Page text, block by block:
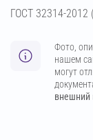
ГОСТ 32314-2012
Фото,
нашем
могут
внешний